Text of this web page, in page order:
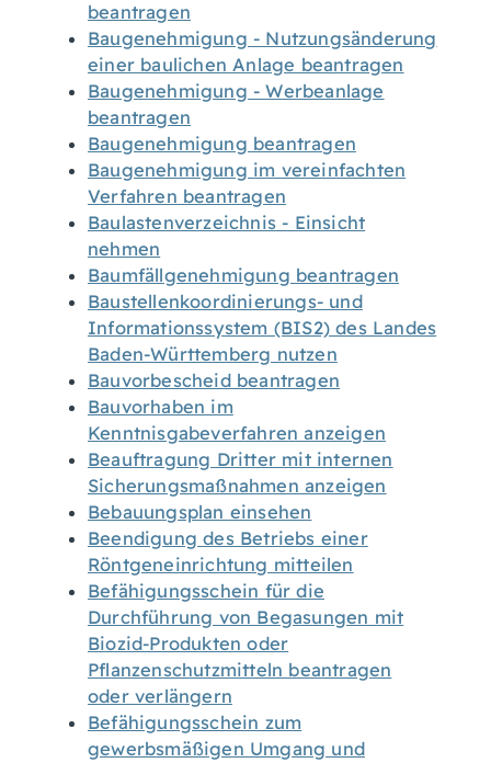
beantragen
Baugenehmigung - Nutzungsänderung
einer baulichen Anlage beantragen
Baugenehmigung - Werbeanlage
beantragen
Baugenehmigung beantragen
Baugenehmigung im vereinfachten
Verfahren beantragen
Baulastenverzeichnis - Einsicht
nehmen
Baumfällgenehmigung beantragen
Baustellenkoordinierungs- und
Informationssystem (BIS2) des Landes
Baden-Württemberg nutzen
Bauvorbescheid beantragen
Bauvorhaben im
Kenntnisgabeverfahren anzeigen
Beauftragung Dritter mit internen
Sicherungsmaßnahmen anzeigen
Bebauungsplan einsehen
Beendigung des Betriebs einer
Röntgeneinrichtung mitteilen
Befähigungsschein für die
Durchführung von Begasungen mit
Biozid-Produkten oder
Pflanzenschutzmitteln beantragen
oder verlängern
Befähigungsschein zum
gewerbsmäßigen Umgang und